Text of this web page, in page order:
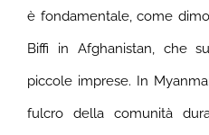
è fondamentale, come
Biffi in Afghanistan, che
piccole imprese. In
fulcro della comunità